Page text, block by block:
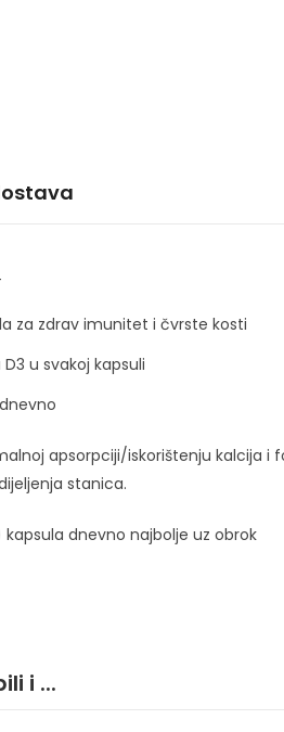
za zdrav imunitet i čvrste kosti
u svakoj kapsuli
apsorpciji/iskorištenju kalcija
stanica.
kapsula dnevno najbolje uz obrok
i ...